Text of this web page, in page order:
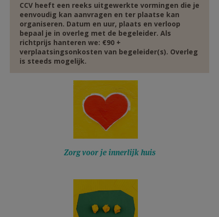
MIJN PAROCHIE
AANMELDEN OF REGISTREREN
CCV heeft een reeks uitgewerkte vormingen die je
eenvoudig kan aanvragen en ter plaatse kan
organiseren. Datum en uur, plaats en verloop
bepaal je in overleg met de begeleider. Als
richtprijs hanteren we: €90 +
verplaatsingsonkosten van begeleider(s). Overleg
is steeds mogelijk.
Zorg voor je innerlijk huis